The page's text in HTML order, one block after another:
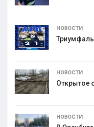
НОВОСТИ
НОВОСТИ
Открытое
НОВОСТИ